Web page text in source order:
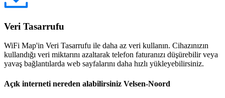
Veri Tasarrufu
WiFi Map'in Veri Tasarrufu ile daha az veri kullanın. Cihazınızın
kullandığı veri miktarını azaltarak telefon faturanızı düşürebilir veya
yavaş bağlantılarda web sayfalarını daha hızlı yükleyebilirsiniz.
Açık interneti nereden alabilirsiniz Velsen-Noord